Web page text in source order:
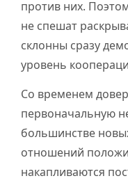
против них.
не спешат
склонны сразу
уровень
Со временем
первоначальную
большинстве
отношений
накапливаются